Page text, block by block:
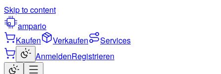
Skip to content
ampario
Kaufen
Verkaufen
Services
AnmeldenRegistrieren